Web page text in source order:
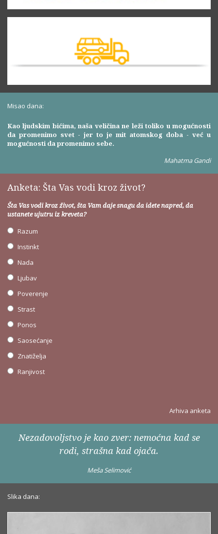
Misao dana:
Kao ljudskim bićima, naša veličina ne leži toliko u mogućnosti
da promenimo svet - jer to je mit atomskog doba - već u
mogućnosti da promenimo sebe.
Mahatma Gandi
Anketa: Šta Vas vodi kroz život?
Šta Vas vodi kroz život, šta Vam daje snagu da idete napred, da
ustanete ujutru iz kreveta?
Razum
Instinkt
Nada
Ljubav
Poverenje
Strast
Ponos
Saosećanje
Znatiželja
Ranjivost
Arhiva anketa
Nezadovoljstvo je kao zver: nemoćna kad se
rodi, strašna kad ojača.
Meša Selimović
Slika dana: